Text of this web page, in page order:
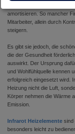
amortisieren. So mancher
Mitarbeiter, allein durch
steigern.
Es gibt sie jedoch, die
die der Gesundheit
auswirkt. Der Ursprung
und Wohlfühlquelle kennen
erfolgreich eingesetzt wird.
Heizung nicht die Luft,
Körper nehmen die Wärme
Emission.
Infrarot Heizelemente sind
besonders leicht zu